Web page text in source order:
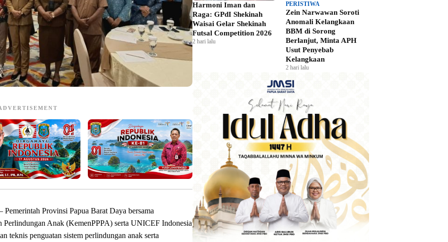
Pemerintah Provinsi Papua Barat Daya bersama
Perlindungan Anak (KemenPPPA) serta UNICEF Indonesia
teknis penguatan sistem perlindungan anak serta
Harmoni Iman dan
Raga: GPdI Shekinah
Waisai Gelar Shekinah
Futsal Competition 2026
2 hari lalu
PERISTIWA
Zein Narwawan Soroti
Anomali Kelangkaan
BBM di Sorong
Berlanjut, Minta APH
Usut Penyebab
Kelangkaan
2 hari lalu